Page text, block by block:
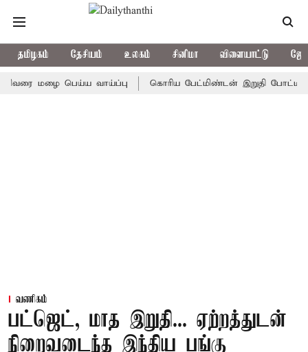
தமிழகம் தேசியம் உலகம் சினிமா விளையாட்டு
மழை பெய்ய வாய்ப்பு கொரிய பேட்மிண்டன் இறுதி போட்டி;
வணிகம்
பட்ஜெட், மாத இறுதி... ஏற்றத்துடன்
நிறைவடைந்த இந்திய பங்கு